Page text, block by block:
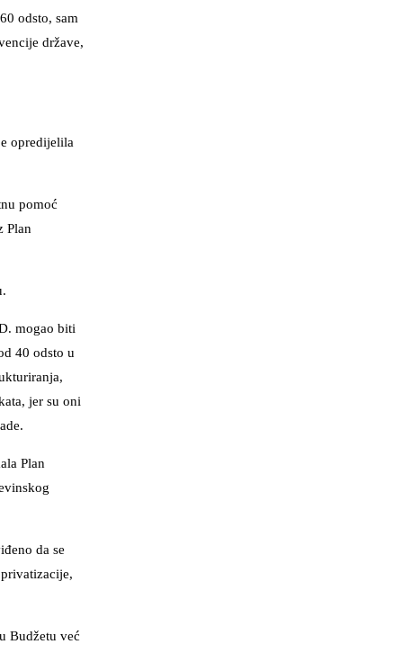
odsto, sam
države,
opredijelila
pomoć
Plan
mogao biti
40 odsto u
jer su oni
Plan
da se
Budžetu već